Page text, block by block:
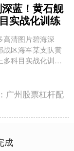
蓝！黄石舰
实战化训练
高清图片碧海深
战区海军某支队黄
多科目实战化训
动，北部战区海
开展海....
广州股票杠杆配
成